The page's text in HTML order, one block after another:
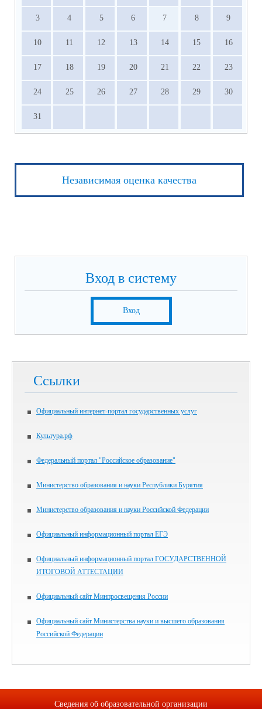
3 4 5 6 7 8 9
10 11 12 13 14 15 16
17 18 19 20 21 22 23
24 25 26 27 28 29 30
31
Независимая оценка качества
Вход в систему
Вход
Ссылки
Официальный интернет-портал государственных услуг
Культура.рф
Федеральный портал "Российское образование"
Министерство образования и науки Республики Бурятия
Министерство образования и науки Российской Федерации
Официальный информационный портал ЕГЭ
Официальный информационный портал ГОСУДАРСТВЕННОЙ
ИТОГОВОЙ АТТЕСТАЦИИ
Официальный сайт Минпросвещения России
Официальный сайт Министерства науки и высшего образования
Российской Федерации
Сведения об образовательной организации